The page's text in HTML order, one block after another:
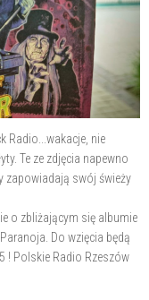
Radio...wakacje, nie
Te ze zdjęcia napewno
zapowiadają swój świeży
o zbliżającym się albumie
Do wzięcia będą
! Polskie Radio Rzeszów